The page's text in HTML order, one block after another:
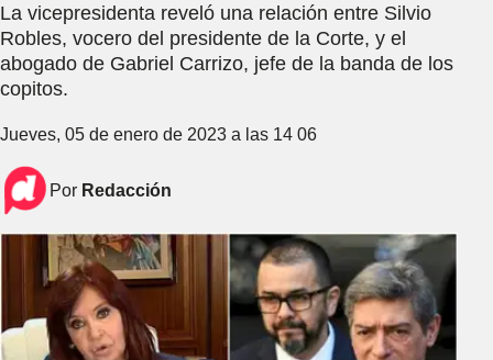
La vicepresidenta reveló una relación entre Silvio
Robles, vocero del presidente de la Corte, y el
abogado de Gabriel Carrizo, jefe de la banda de los
copitos.
Jueves, 05 de enero de 2023 a las 14 06
Por Redacción